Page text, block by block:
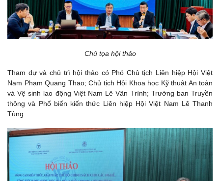
Chủ tọa hội thảo
Tham dự và chủ trì hội thảo có Phó Chủ tịch Liên hiệp Hội Việt
Nam Phạm Quang Thao; Chủ tịch Hội Khoa học Kỹ thuật An toàn
và Vệ sinh lao động Việt Nam Lê Vân Trình; Trưởng ban Truyền
thông và Phổ biến kiến thức Liên hiệp Hội Việt Nam Lê Thanh
Tùng.